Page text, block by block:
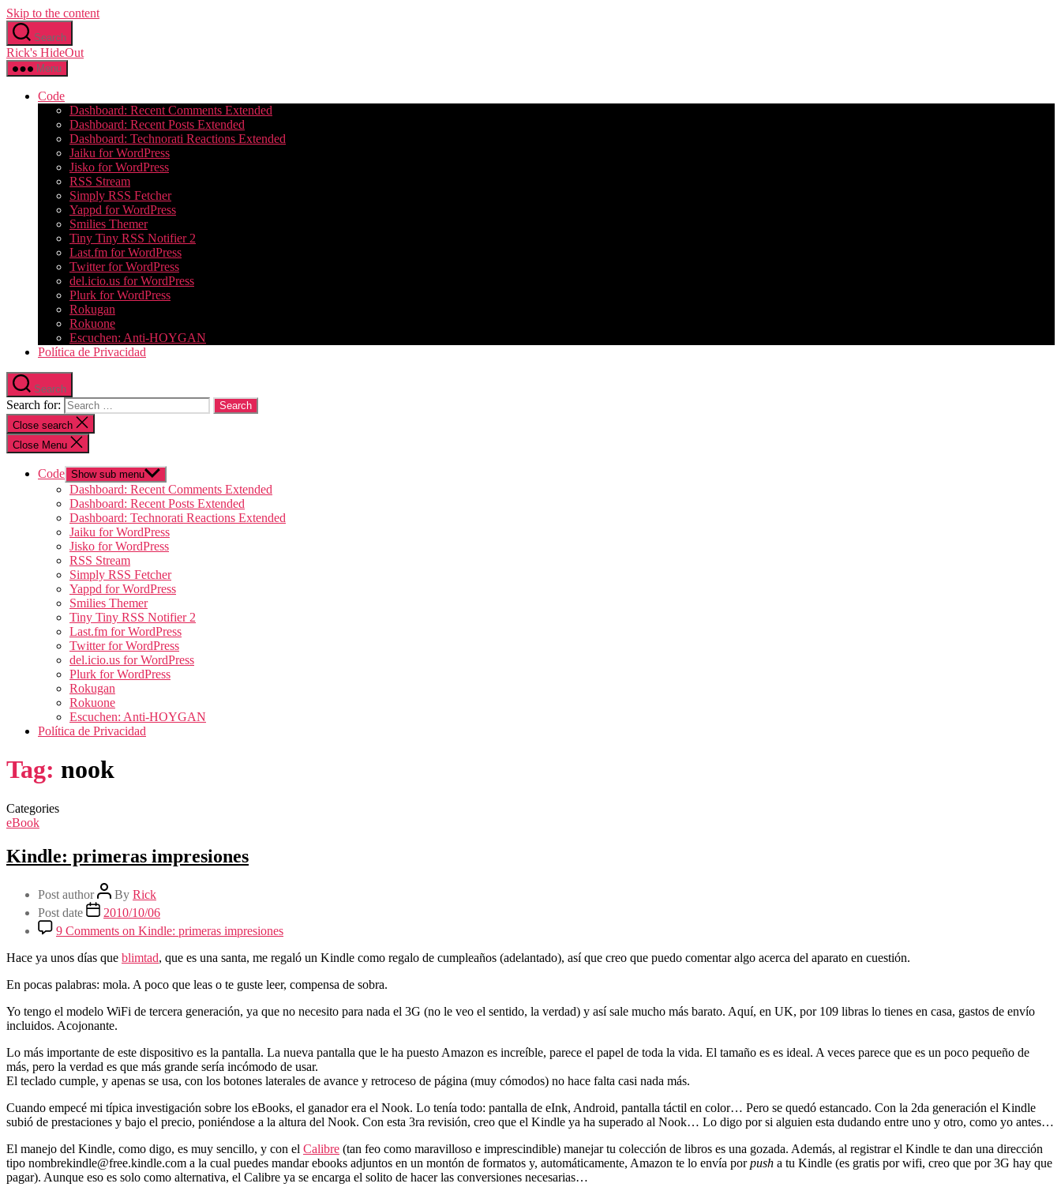
Skip to the content
Search
Rick's HideOut
Menu
Code
Dashboard: Recent Comments Extended
Dashboard: Recent Posts Extended
Dashboard: Technorati Reactions Extended
Jaiku for WordPress
Jisko for WordPress
RSS Stream
Simply RSS Fetcher
Yappd for WordPress
Smilies Themer
Tiny Tiny RSS Notifier 2
Last.fm for WordPress
Twitter for WordPress
del.icio.us for WordPress
Plurk for WordPress
Rokugan
Rokuone
Escuchen: Anti-HOYGAN
Política de Privacidad
Search
Search for:
Close search
Close Menu
Code Show sub menu
Dashboard: Recent Comments Extended
Dashboard: Recent Posts Extended
Dashboard: Technorati Reactions Extended
Jaiku for WordPress
Jisko for WordPress
RSS Stream
Simply RSS Fetcher
Yappd for WordPress
Smilies Themer
Tiny Tiny RSS Notifier 2
Last.fm for WordPress
Twitter for WordPress
del.icio.us for WordPress
Plurk for WordPress
Rokugan
Rokuone
Escuchen: Anti-HOYGAN
Política de Privacidad
Tag: nook
Categories
eBook
Kindle: primeras impresiones
Post author By Rick
Post date
2010/10/06
9 Comments on Kindle: primeras impresiones
Hace ya unos días que blimtad, que es una santa, me regaló un Kindle como regalo de cumpleaños (adelantado), así que creo que puedo comentar algo acerca del aparato en cuestión.
En pocas palabras: mola. A poco que leas o te guste leer, compensa de sobra.
Yo tengo el modelo WiFi de tercera generación, ya que no necesito para nada el 3G (no le veo el sentido, la verdad) y así sale mucho más barato. Aquí, en UK, por 109 libras lo tienes en casa, gastos de envío
incluidos. Acojonante.
Lo más importante de este dispositivo es la pantalla. La nueva pantalla que le ha puesto Amazon es increíble, parece el papel de toda la vida. El tamaño es es ideal. A veces parece que es un poco pequeño de
más, pero la verdad es que más grande sería incómodo de usar.
El teclado cumple, y apenas se usa, con los botones laterales de avance y retroceso de página (muy cómodos) no hace falta casi nada más.
Cuando empecé mi típica investigación sobre los eBooks, el ganador era el Nook. Lo tenía todo: pantalla de eInk, Android, pantalla táctil en color… Pero se quedó estancado. Con la 2da generación el Kindle
subió de prestaciones y bajo el precio, poniéndose a la altura del Nook. Con esta 3ra revisión, creo que el Kindle ya ha superado al Nook… Lo digo por si alguien esta dudando entre uno y otro, como yo antes…
El manejo del Kindle, como digo, es muy sencillo, y con el Calibre (tan feo como maravilloso e imprescindible) manejar tu colección de libros es una gozada. Además, al registrar el Kindle te dan una dirección
tipo nombrekindle@free.kindle.com a la cual puedes mandar ebooks adjuntos en un montón de formatos y, automáticamente, Amazon te lo envía porpush a tu Kindle (es gratis por wifi, creo que por 3G hay que
pagar). Aunque eso es solo como alternativa, el Calibre ya se encarga el solito de hacer las conversiones necesarias…